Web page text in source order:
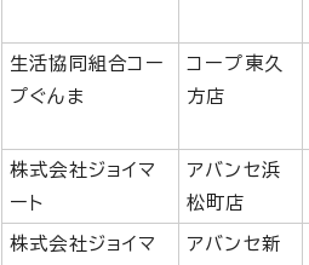
生活協同組合コー
プぐんま
コープ東久
方店
株式会社ジョイマ
ート
アバンセ浜
松町店
株式会社ジョイマ
アバンセ新